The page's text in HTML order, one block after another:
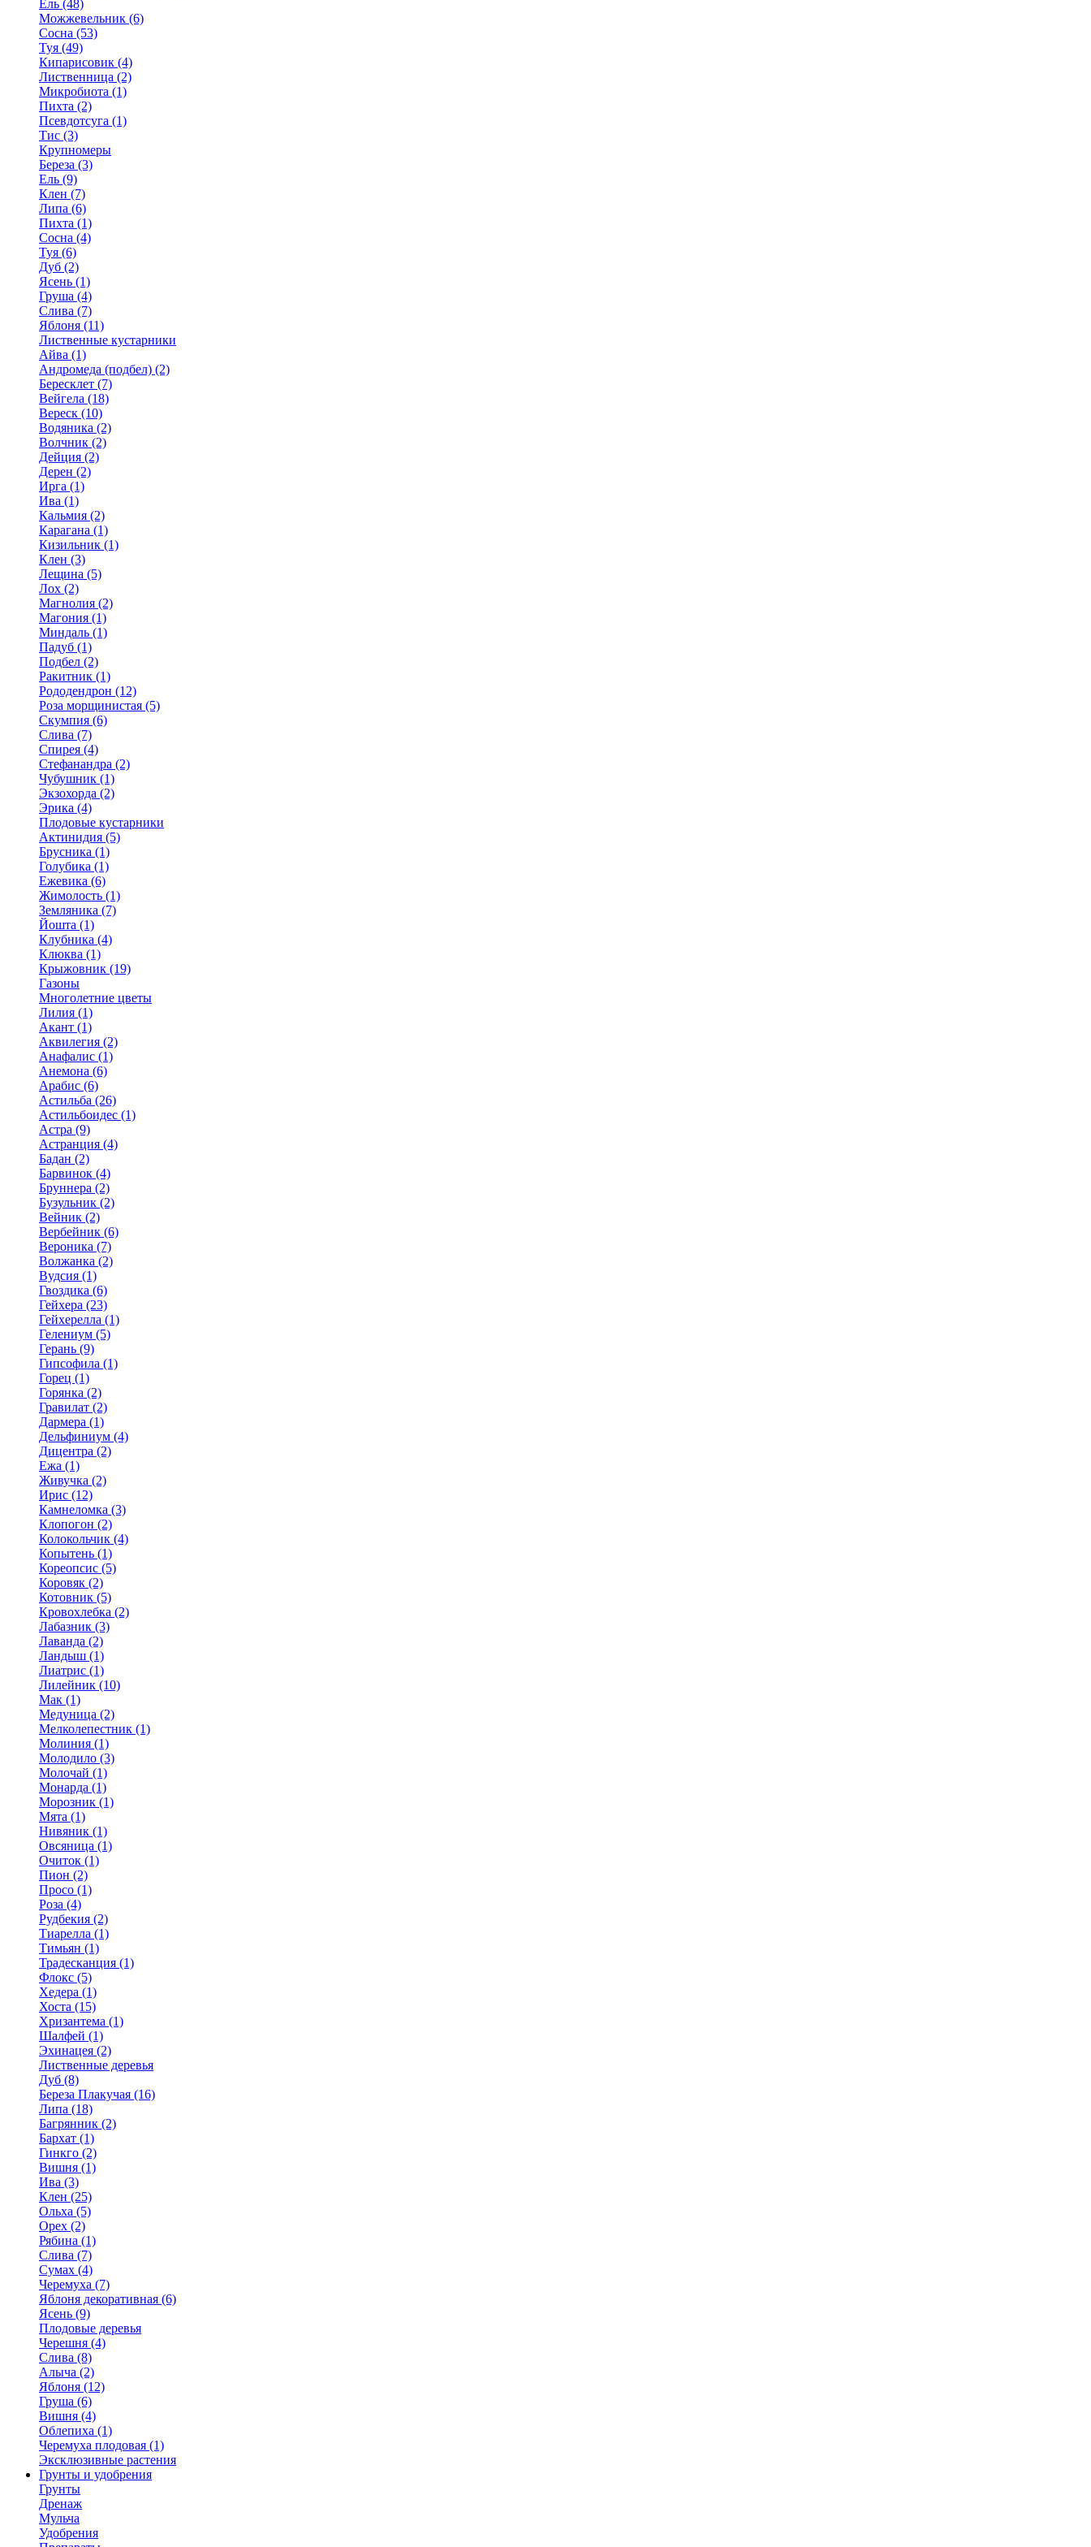
Ель (48)
Можжевельник (6)
Сосна (53)
Туя (49)
Кипарисовик (4)
Лиственница (2)
Микробиота (1)
Пихта (2)
Псевдотсуга (1)
Тис (3)
Крупномеры
Береза (3)
Ель (9)
Клен (7)
Липа (6)
Пихта (1)
Сосна (4)
Туя (6)
Дуб (2)
Ясень (1)
Груша (4)
Слива (7)
Яблоня (11)
Лиственные кустарники
Айва (1)
Андромеда (подбел) (2)
Бересклет (7)
Вейгела (18)
Вереск (10)
Водяника (2)
Волчник (2)
Дейция (2)
Дерен (2)
Ирга (1)
Ива (1)
Кальмия (2)
Карагана (1)
Кизильник (1)
Клен (3)
Лещина (5)
Лох (2)
Магнолия (2)
Магония (1)
Миндаль (1)
Падуб (1)
Подбел (2)
Ракитник (1)
Рододендрон (12)
Роза морщинистая (5)
Скумпия (6)
Слива (7)
Спирея (4)
Стефанандра (2)
Чубушник (1)
Экзохорда (2)
Эрика (4)
Плодовые кустарники
Актинидия (5)
Брусника (1)
Голубика (1)
Ежевика (6)
Жимолость (1)
Земляника (7)
Йошта (1)
Клубника (4)
Клюква (1)
Крыжовник (19)
Газоны
Многолетние цветы
Лилия (1)
Акант (1)
Аквилегия (2)
Анафалис (1)
Анемона (6)
Арабис (6)
Астильба (26)
Астильбоидес (1)
Астра (9)
Астранция (4)
Бадан (2)
Барвинок (4)
Бруннера (2)
Бузульник (2)
Вейник (2)
Вербейник (6)
Вероника (7)
Волжанка (2)
Вудсия (1)
Гвоздика (6)
Гейхера (23)
Гейхерелла (1)
Гелениум (5)
Герань (9)
Гипсофила (1)
Горец (1)
Горянка (2)
Гравилат (2)
Дармера (1)
Дельфиниум (4)
Дицентра (2)
Ежа (1)
Живучка (2)
Ирис (12)
Камнеломка (3)
Клопогон (2)
Колокольчик (4)
Копытень (1)
Кореопсис (5)
Коровяк (2)
Котовник (5)
Кровохлебка (2)
Лабазник (3)
Лаванда (2)
Ландыш (1)
Лиатрис (1)
Лилейник (10)
Мак (1)
Медуница (2)
Мелколепестник (1)
Молиния (1)
Молодило (3)
Молочай (1)
Монарда (1)
Морозник (1)
Мята (1)
Нивяник (1)
Овсяница (1)
Очиток (1)
Пион (2)
Просо (1)
Роза (4)
Рудбекия (2)
Тиарелла (1)
Тимьян (1)
Традесканция (1)
Флокс (5)
Хедера (1)
Хоста (15)
Хризантема (1)
Шалфей (1)
Эхинацея (2)
Лиственные деревья
Дуб (8)
Береза Плакучая (16)
Липа (18)
Багрянник (2)
Бархат (1)
Гинкго (2)
Вишня (1)
Ива (3)
Клен (25)
Ольха (5)
Орех (2)
Рябина (1)
Слива (7)
Сумах (4)
Черемуха (7)
Яблоня декоративная (6)
Ясень (9)
Плодовые деревья
Черешня (4)
Слива (8)
Алыча (2)
Яблоня (12)
Груша (6)
Вишня (4)
Облепиха (1)
Черемуха плодовая (1)
Эксклюзивные растения
Грунты и удобрения
Грунты
Дренаж
Мульча
Удобрения